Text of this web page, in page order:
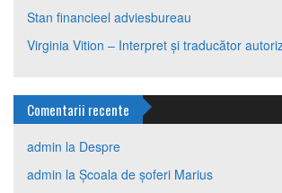
Stan financieel adviesbureau
Virginia Vition – Interpret și traducător
Comentarii recente
admin la Despre
admin la Școala de șoferi Marius